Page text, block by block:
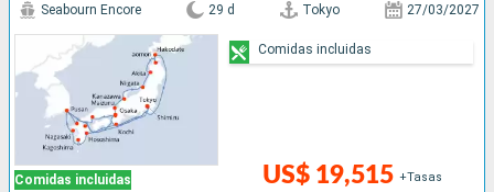
Comidas incluidas
Seabourn Encore 29 d Tokyo 27/03/2027
US$ 19,515 +Tasas
Comidas incluidas